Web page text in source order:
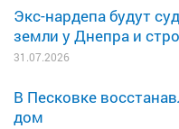
Экс-нардепа будут
земли у Днепра и
31.07.2026
В Песковке
дом